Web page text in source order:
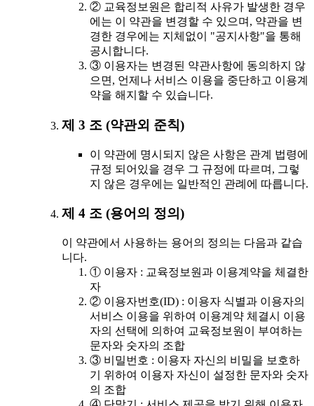
② 교육정보원은 합리적 사유가 발생한 경우
에는 이 약관을 변경할 수 있으며, 약관을 변
경한 경우에는 지체없이 "공지사항"을 통해
공시합니다.
③ 이용자는 변경된 약관사항에 동의하지 않
으면, 언제나 서비스 이용을 중단하고 이용계
약을 해지할 수 있습니다.
제 3 조 (약관외 준칙)
이 약관에 명시되지 않은 사항은 관계 법령에
규정 되어있을 경우 그 규정에 따르며, 그렇
지 않은 경우에는 일반적인 관례에 따릅니다.
제 4 조 (용어의 정의)
이 약관에서 사용하는 용어의 정의는 다음과 같습
니다.
① 이용자 : 교육정보원과 이용계약을 체결한
자
② 이용자번호(ID) : 이용자 식별과 이용자의
서비스 이용을 위하여 이용계약 체결시 이용
자의 선택에 의하여 교육정보원이 부여하는
문자와 숫자의 조합
③ 비밀번호 : 이용자 자신의 비밀을 보호하
기 위하여 이용자 자신이 설정한 문자와 숫자
의 조합